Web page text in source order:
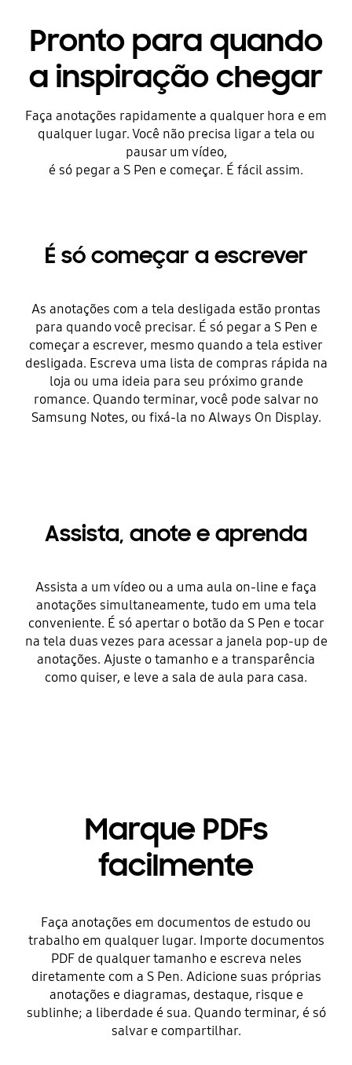
Pronto para quando
a inspiração chegar
Faça anotações rapidamente a qualquer hora e em
qualquer lugar. Você não precisa ligar a tela ou
pausar um vídeo,
é só pegar a S Pen e começar. É fácil assim.
É só começar a escrever
As anotações com a tela desligada estão prontas
para quando você precisar. É só pegar a S Pen e
começar a escrever, mesmo quando a tela estiver
desligada. Escreva uma lista de compras rápida na
loja ou uma ideia para seu próximo grande
romance. Quando terminar, você pode salvar no
Samsung Notes, ou fixá-la no Always On Display.
Assista, anote e aprenda
Assista a um vídeo ou a uma aula on-line e faça
anotações simultaneamente, tudo em uma tela
conveniente. É só apertar o botão da S Pen e tocar
na tela duas vezes para acessar a janela pop-up de
anotações. Ajuste o tamanho e a transparência
como quiser, e leve a sala de aula para casa.
Marque PDFs
facilmente
Faça anotações em documentos de estudo ou
trabalho em qualquer lugar. Importe documentos
PDF de qualquer tamanho e escreva neles
diretamente com a S Pen. Adicione suas próprias
anotações e diagramas, destaque, risque e
sublinhe; a liberdade é sua. Quando terminar, é só
salvar e compartilhar.